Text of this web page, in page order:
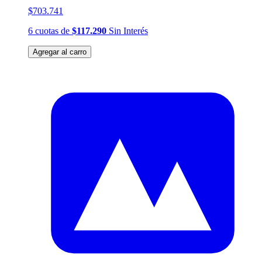
$703.741
6 cuotas de $117.290 Sin Interés
Agregar al carro